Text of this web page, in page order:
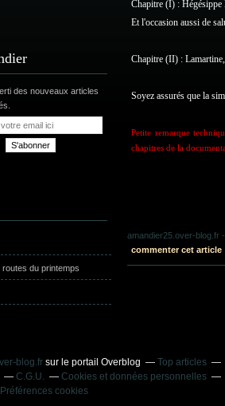
des nouveaux articles
du printemps
Chapitre (I) :
Et l'occasion aussi de
Chapitre (II) :
Soyez assurés que la
Petite remarque
chapitres de la
amandier25.over-blog.fr -
commenter cet article
blog.fr sur le portail Overblog
Top articles
C.G.U.
Cookies et données personnelles
Préférences cookies